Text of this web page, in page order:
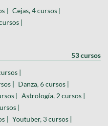
| Cejas, 4 cursos |
|
53 cursos
|
| Danza, 6 cursos |
| Astrología, 2 cursos |
|
| Youtuber, 3 cursos |